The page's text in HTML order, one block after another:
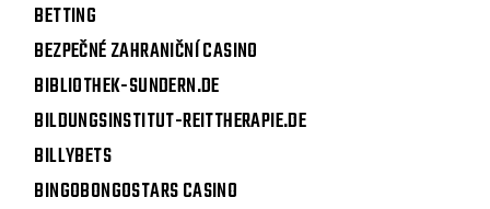
BETTING
BEZPEČNÉ ZAHRANIČNÍ CASINO
BIBLIOTHEK-SUNDERN.DE
BILDUNGSINSTITUT-REITTHERAPIE.DE
BILLYBETS
BINGOBONGOSTARS CASINO